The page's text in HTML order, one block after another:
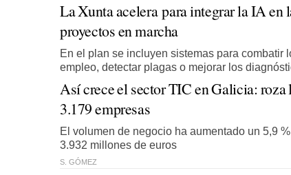
La Xunta acelera para integrar la IA
proyectos en marcha
En el plan se incluyen sistemas para combatir
empleo, detectar plagas o mejorar los
Así crece el sector TIC en Galicia:
3.179 empresas
El volumen de negocio ha aumentado un 5,9
3.932 millones de euros
S. GÓMEZ